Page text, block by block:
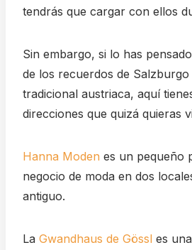
tendrás que cargar con ellos
Sin embargo, si lo has
de los recuerdos de
tradicional austriaca, aquí
direcciones que quizá quieras
Hanna Moden es un pequeño
negocio de moda en dos
antiguo.
La Gwandhaus de Gössl es